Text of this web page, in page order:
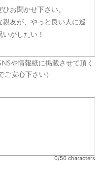
や情報紙に掲載させて頂く
安心下さい）
0/50 characters